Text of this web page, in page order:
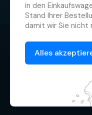
© 2026
in den
Stand Ihrer
damit wir Sie nicht
anmelden müssen.
Deswegen
kleiner
Browser
dass Sie uns Ihre
Alles